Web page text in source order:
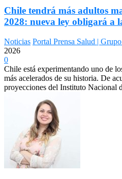
Chile tendrá más adultos
2028: nueva ley obligará a
Noticias Portal Prensa Salud |
2026
0
Chile está experimentando uno de
más acelerados de su historia. De
proyecciones del Instituto Nacional